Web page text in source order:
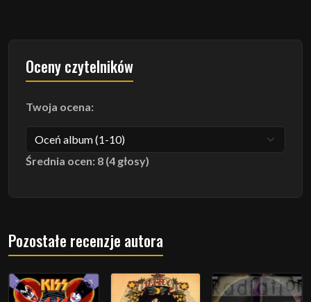
Oceny czytelników
Twoja ocena:
Średnia ocen: 8 (4 głosy)
Pozostałe recenzje autora